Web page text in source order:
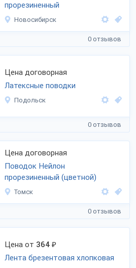
прорезиненный
Новосибирск
0 отзывов
Цена договорная
Латексные поводки
Подольск
0 отзывов
Цена договорная
Поводок Нейлон
прорезиненный (цветной)
Томск
0 отзывов
Цена от 364 ₽
Лента брезентовая хлопковая